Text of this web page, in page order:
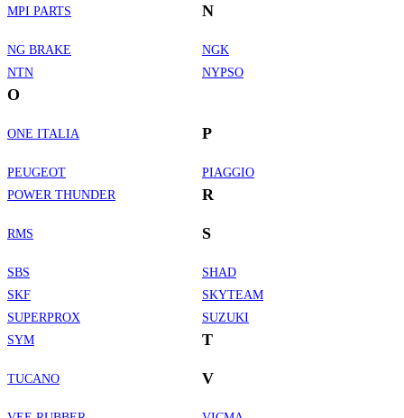
MPI PARTS
N
NG BRAKE
NGK
NTN
NYPSO
O
ONE ITALIA P
PEUGEOT
PIAGGIO
POWER THUNDER
R
RMS S
SBS
SHAD
SKF
SKYTEAM
SUPERPROX
SUZUKI
SYM
T
TUCANO V